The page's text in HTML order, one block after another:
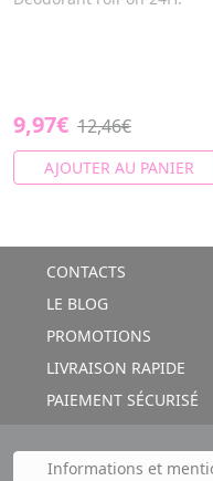
9,97€ 12,46€
AJOUTER AU PANIER
CONTACTS
LE BLOG
PROMOTIONS
LIVRAISON RAPIDE
PAIEMENT SÉCURISÉ
Informations et